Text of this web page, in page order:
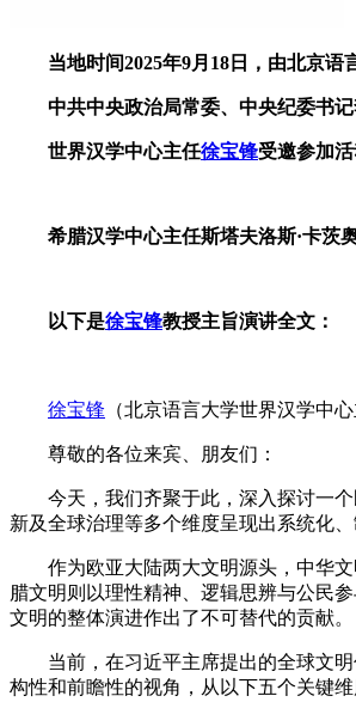
当地时间2025年9月18日，由北京
中共中央政治局常委、中央纪委书记
世界汉学中心主任徐宝锋受邀参加
希腊汉学中心主任斯塔夫洛斯·卡茨
以下是徐宝锋教授主旨演讲全文：
徐宝锋 （北京语言大学世界汉学中心
尊敬的各位来宾、朋友们：
今天，我们齐聚于此，深入探讨一个
新及全球治理等多个维度呈现出系统化
作为欧亚大陆两大文明源头，中华文
腊文明则以理性精神、逻辑思辨与公民
文明的整体演进作出了不可替代的贡献。
当前，在习近平主席提出的全球文明
构性和前瞻性的视角，从以下五个关键